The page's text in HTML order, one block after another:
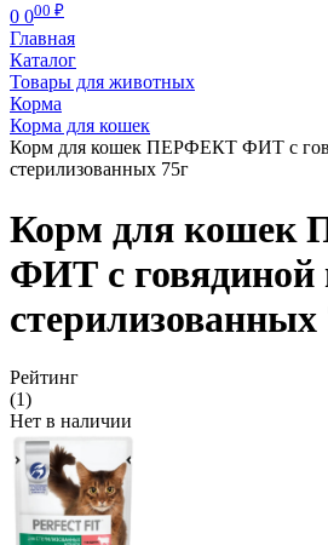
0 000 ₽
Главная
Каталог
Товары для животных
Корма
Корма для кошек
Корм для кошек ПЕРФЕКТ ФИТ с
стерилизованных 75г
Корм для
ФИТ с говядиной
стерилизованных
Рейтинг
(1)
Нет в наличии